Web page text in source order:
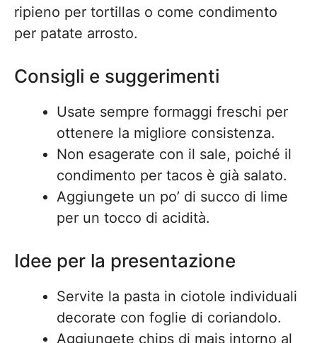
ripieno per tortillas o come condimento
per patate arrosto.
Consigli e suggerimenti
Usate sempre formaggi freschi per
ottenere la migliore consistenza.
Non esagerate con il sale, poiché il
condimento per tacos è già salato.
Aggiungete un po’ di succo di lime
per un tocco di acidità.
Idee per la presentazione
Servite la pasta in ciotole individuali
decorate con foglie di coriandolo.
Aggiungete chips di mais intorno al